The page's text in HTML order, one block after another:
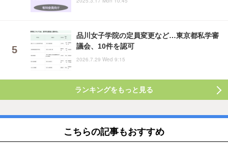
品川女子学院の定員変更など…東京都私学審
議会、10件を認可
2026.7.29 Wed 9:15
ランキングをもっと見る
こちらの記事もおすすめ